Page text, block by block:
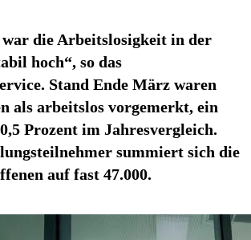
die Arbeitslosigkeit in der
hoch“, so das
Stand Ende März waren
als arbeitslos vorgemerkt, ein
Prozent im Jahresvergleich.
summiert sich die
auf fast 47.000.